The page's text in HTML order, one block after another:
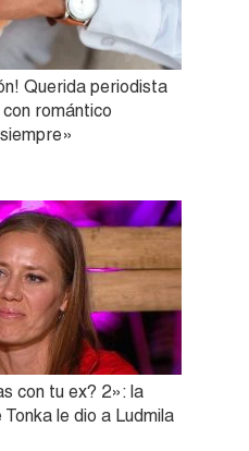
Querida periodista
romántico
con tu ex? 2»: la
le dio a Ludmila